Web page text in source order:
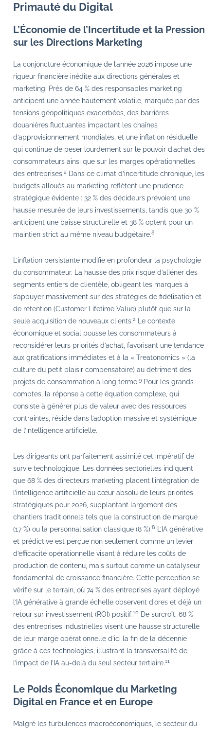
Primauté du Digital
L’Économie de l’Incertitude et la Pression
sur les Directions Marketing
La conjoncture économique de l’année 2026 impose une
rigueur financière inédite aux directions générales et
marketing. Près de 64 % des responsables marketing
anticipent une année hautement volatile, marquée par des
tensions géopolitiques exacerbées, des barrières
douanières fluctuantes impactant les chaînes
d’approvisionnement mondiales, et une inflation résiduelle
qui continue de peser lourdement sur le pouvoir d’achat des
consommateurs ainsi que sur les marges opérationnelles
des entreprises.2Dans ce climat d’incertitude chronique, les
budgets alloués au marketing reflètent une prudence
stratégique évidente : 32 % des décideurs prévoient une
hausse mesurée de leurs investissements, tandis que 30 %
anticipent une baisse structurelle et 38 % optent pour un
maintien strict au même niveau budgétaire.8
L’inflation persistante modifie en profondeur la psychologie
du consommateur. La hausse des prix risque d’aliéner des
segments entiers de clientèle, obligeant les marques à
s’appuyer massivement sur des stratégies de fidélisation et
de rétention (Customer Lifetime Value) plutôt que sur la
seule acquisition de nouveaux clients.2Le contexte
économique et social pousse les consommateurs à
reconsidérer leurs priorités d’achat, favorisant une tendance
aux gratifications immédiates et à la « Treatonomics » (la
culture du petit plaisir compensatoire) au détriment des
projets de consommation à long terme.9Pour les grands
comptes, la réponse à cette équation complexe, qui
consiste à générer plus de valeur avec des ressources
contraintes, réside dans l’adoption massive et systémique
de l’intelligence artificielle.
Les dirigeants ont parfaitement assimilé cet impératif de
survie technologique. Les données sectorielles indiquent
que 68 % des directeurs marketing placent l’intégration de
l’intelligence artificielle au cœur absolu de leurs priorités
stratégiques pour 2026, supplantant largement des
chantiers traditionnels tels que la construction de marque
(17 %) ou la personnalisation classique (8 %).8
L’IA générative
et prédictive est perçue non seulement comme un levier
d’efficacité opérationnelle visant à réduire les coûts de
production de contenu, mais surtout comme un catalyseur
fondamental de croissance financière. Cette perception se
vérifie sur le terrain, où 74 % des entreprises ayant déployé
l’IA générative à grande échelle observent d’ores et déjà un
retour sur investissement (ROI) positif.10 De surcroît, 68 %
des entreprises industrielles visent une hausse structurelle
de leur marge opérationnelle d’ici la fin de la décennie
grâce à ces technologies, illustrant la transversalité de
l’impact de l’IA au-delà du seul secteur tertiaire.11
Le Poids Économique du Marketing
Digital en France et en Europe
Malgré les turbulences macroéconomiques, le secteur du